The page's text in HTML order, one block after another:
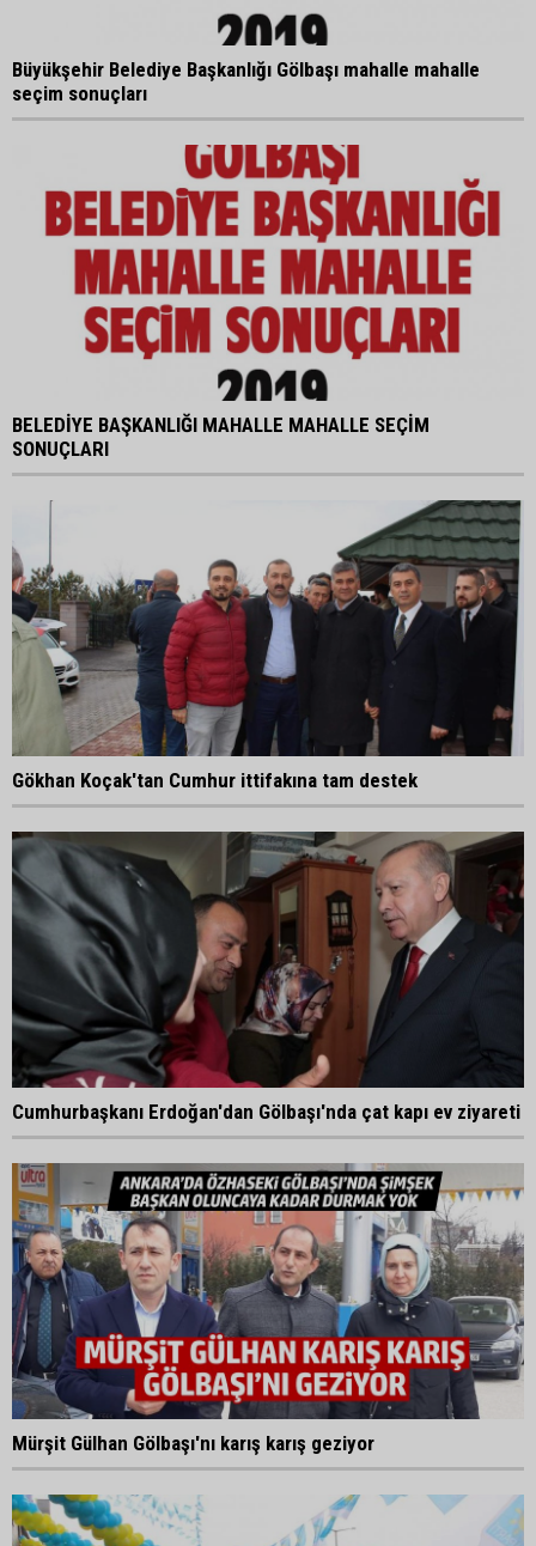
Büyükşehir Belediye Başkanlığı Gölbaşı mahalle mahalle
seçim sonuçları
BELEDİYE BAŞKANLIĞI MAHALLE MAHALLE SEÇİM
SONUÇLARI
Gökhan Koçak'tan Cumhur ittifakına tam destek
Cumhurbaşkanı Erdoğan'dan Gölbaşı'nda çat kapı ev ziyareti
Mürşit Gülhan Gölbaşı'nı karış karış geziyor